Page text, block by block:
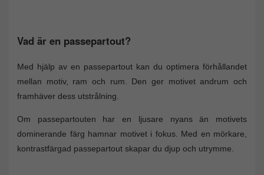
Vad är en passepartout?
Med hjälp av en passepartout kan du optimera förhållandet
mellan motiv, ram och rum. Den ger motivet andrum och
framhäver dess utstrålning.
Om passepartouten har en ljusare nyans än motivets
dominerande färg hamnar motivet i fokus. Med en mörkare,
kontrastfärgad passepartout skapar du djup och utrymme.